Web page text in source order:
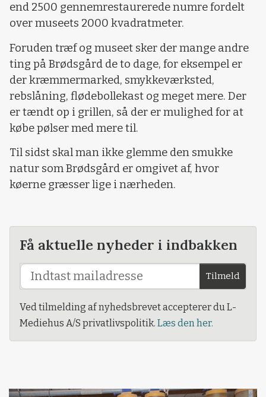
end 2500 gennemrestaurerede numre fordelt
over museets 2000 kvadratmeter.
Foruden træf og museet sker der mange andre
ting på Brødsgård de to dage, for eksempel er
der kræmmermarked, smykkeværksted,
rebslåning, flødebollekast og meget mere. Der
er tændt op i grillen, så der er mulighed for at
købe pølser med mere til.
Til sidst skal man ikke glemme den smukke
natur som Brødsgård er omgivet af, hvor
køerne græsser lige i nærheden.
Få aktuelle nyheder i indbakken
Tilmeld
Ved tilmelding af nyhedsbrevet accepterer du L-
Mediehus A/S privatlivspolitik. Læs den her.